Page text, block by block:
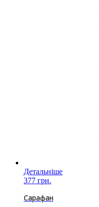
Детальніше
377 грн.
Сарафан